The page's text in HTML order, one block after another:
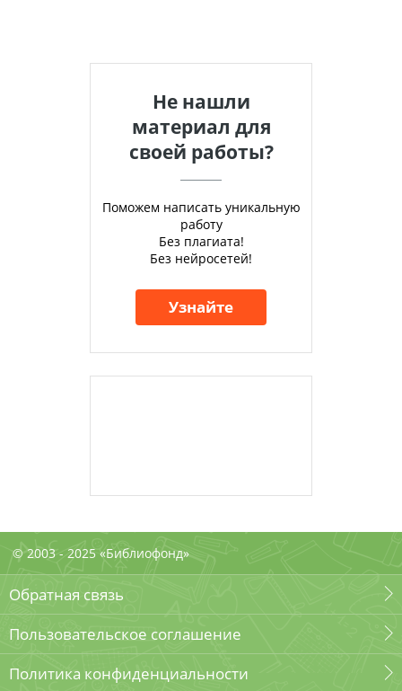
Не нашли
материал для
своей работы?
Поможем написать уникальную
работу
Без плагиата!
Без нейросетей!
Узнайте
© 2003 - 2025 «Библиофонд»
Обратная связь
Пользовательское соглашение
Политика конфиденциальности